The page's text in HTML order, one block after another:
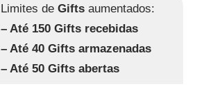
Limites deGifts aumentados:
– Até 150 Gifts recebidas
– Até 40 Gifts armazenadas
– Até 50 Gifts abertas